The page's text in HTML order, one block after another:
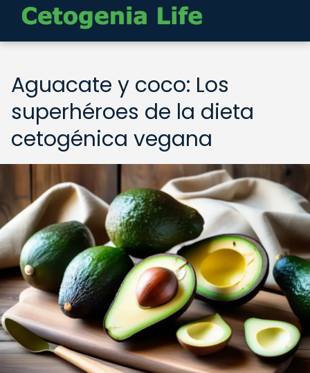
Aguacate y coco: Los
superhéroes de la dieta
cetogénica vegana